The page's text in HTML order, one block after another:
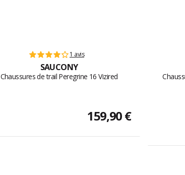
1 avis
SAUCONY
Chaussures de trail Peregrine 16 Vizired
159,90 €